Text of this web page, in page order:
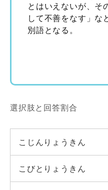
とはいえないが、そ
して不善をなす」な
別語となる。
選択肢と回答割合
こじんりょうきん
こびとりょうきん